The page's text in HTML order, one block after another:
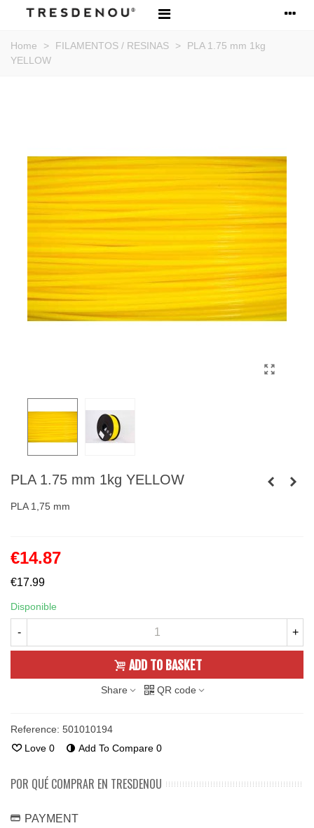
Home > FILAMENTOS / RESINAS >
PLA 1.75 mm 1kg
YELLOW
PLA 1.75 mm 1kg YELLOW
PLA 1,75 mm
€14.87
€17.99
Disponible
- +
ADD TO BASKET
Share QR code
Reference: 501010194
Love 0 Add To Compare 0
POR QUÉ COMPRAR EN TRESDENOU
PAYMENT